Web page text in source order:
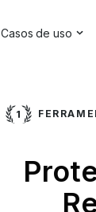
Casos de uso
Competitive
Relatórios
Feedback do